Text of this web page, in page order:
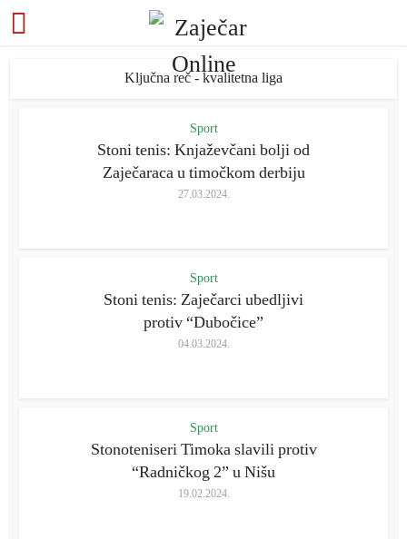
Ključna reč - kvalitetna liga
Sport
Stoni tenis: Knjaževčani bolji od
Zaječaraca u timočkom derbiju
27.03.2024.
Sport
Stoni tenis: Zaječarci ubedljivi
protiv “Dubočice”
04.03.2024.
Sport
Stonoteniseri Timoka slavili protiv
“Radničkog 2” u Nišu
19.02.2024.